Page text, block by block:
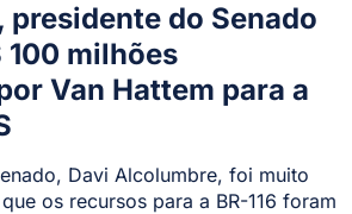
presidente do Senado
milhões
Van Hattem para a
Davi Alcolumbre, foi muito
os recursos para a BR-116 foram